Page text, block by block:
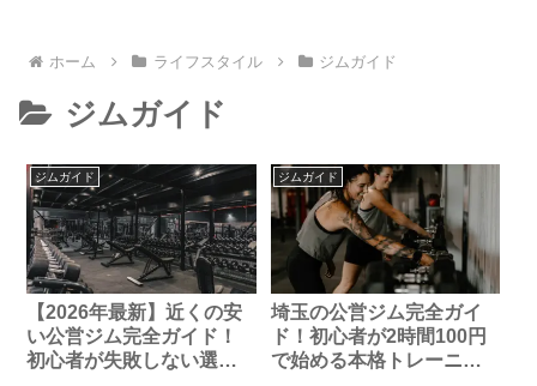
ホーム ライフスタイル ジムガイド
ジムガイド
ジムガイド
【2026年最新】近くの安
い公営ジム完全ガイド！
初心者が失敗しない選び
ジムガイド
埼玉の公営ジム完全ガイ
ド！初心者が2時間100円
で始める本格トレーニン